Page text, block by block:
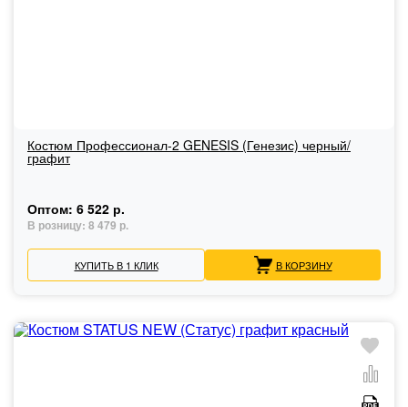
Костюм Профессионал-2 GENESIS (Генезис) черный/
графит
Оптом: 6 522 р.
В розницу: 8 479 р.
КУПИТЬ В 1 КЛИК В КОРЗИНУ